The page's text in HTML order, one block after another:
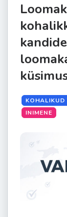
KOHALIKUD
INIMENE